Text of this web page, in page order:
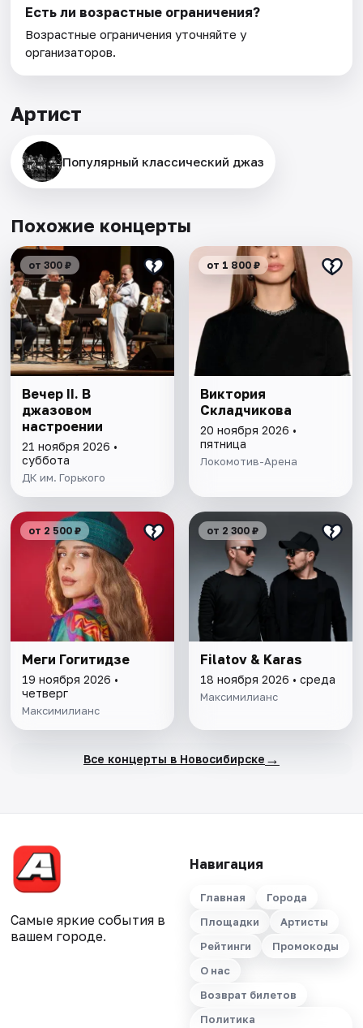
Есть ли возрастные ограничения?
Возрастные ограничения уточняйте у
организаторов.
Артист
Популярный классический джаз
Похожие концерты
от 300 ₽
Вечер II. В
джазовом
настроении
21 ноября 2026 •
суббота
ДК им. Горького
от 1 800 ₽
Виктория
Складчикова
20 ноября 2026 •
пятница
Локомотив-Арена
от 2 500 ₽
Меги Гогитидзе
19 ноября 2026 •
четверг
Максимилианс
от 2 300 ₽
Filatov & Karas
18 ноября 2026 • среда
Максимилианс
Все концерты в Новосибирске →
Самые яркие события в
вашем городе.
Навигация
Главная
Города
Площадки
Артисты
Рейтинги
Промокоды
О нас
Возврат билетов
Политика